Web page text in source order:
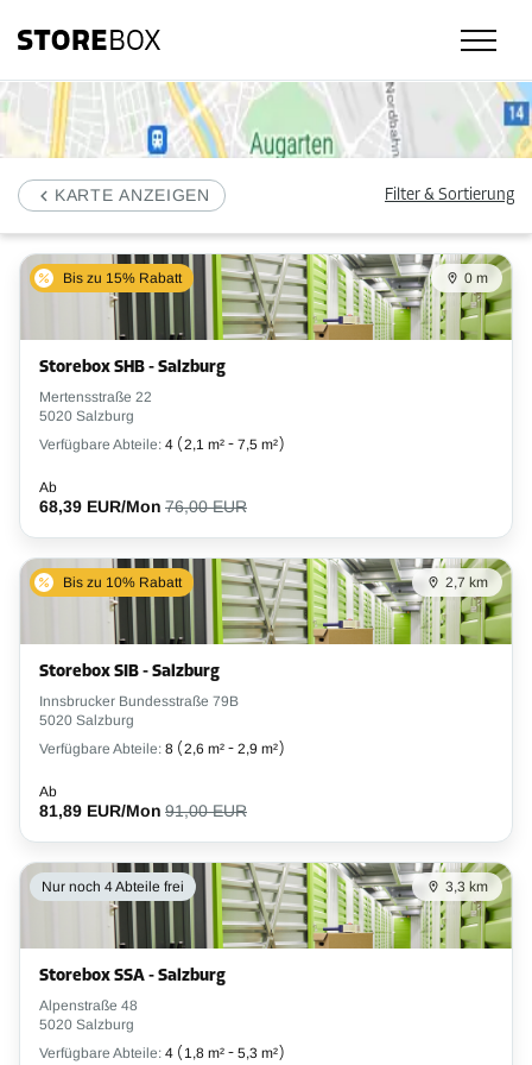
KARTE ANZEIGEN Filter & Sortierung
Bis zu 15% Rabatt 0 m
Storebox SHB - Salzburg
Mertensstraße 22
5020 Salzburg
Verfügbare Abteile: 4 (2,1 m² - 7,5 m²)
Ab
68,39 EUR/Mon 76,00 EUR
Bis zu 10% Rabatt 2,7 km
Storebox SIB - Salzburg
Innsbrucker Bundesstraße 79B
5020 Salzburg
Verfügbare Abteile: 8 (2,6 m² - 2,9 m²)
Ab
81,89 EUR/Mon 91,00 EUR
Nur noch 4 Abteile frei 3,3 km
Storebox SSA - Salzburg
Alpenstraße 48
5020 Salzburg
Verfügbare Abteile: 4 ( 1,8 m² - 5,3 m²)